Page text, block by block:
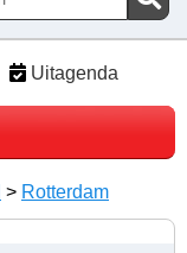
Uitagenda
> Rotterdam